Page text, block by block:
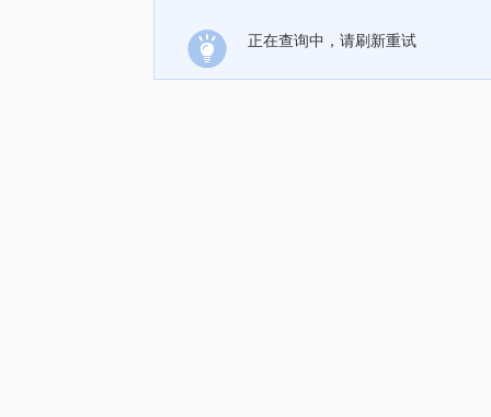
正在查询中，请刷新重试